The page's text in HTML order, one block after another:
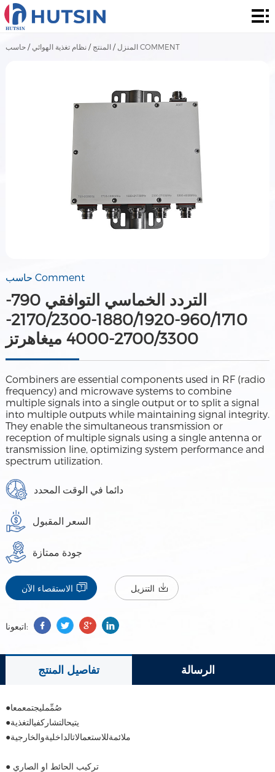
المنزل
المنتج المنزل /المنتج /نظام تغذية الهوائي / حاسب COMMENT
حاسب Comment
التردد الخماسي التوافقي 790-
960/1710-1880/1920-2170/2300-
2700/3300-4000 ميغاهرتز
Combiners are essential components used in RF (radio
frequency) and microwave systems to combine
multiple signals into a single output or to split a signal
into multiple outputs while maintaining signal integrity.
They enable the simultaneous transmission or
reception of multiple signals using a single antenna or
transmission line, optimizing system performance and
spectrum utilization.
دائما في الوقت المحدد
السعر المقبول
جودة ممتازة
الاستقصاء الآن التنزيل
اتبعونا:
تفاصيل المنتج الرسالة
●يتيحالتشاركفيالتغذية
●ملائمةللاستعمالاتالداخليةوالخارجية
● تركيب الحائط او الصاري